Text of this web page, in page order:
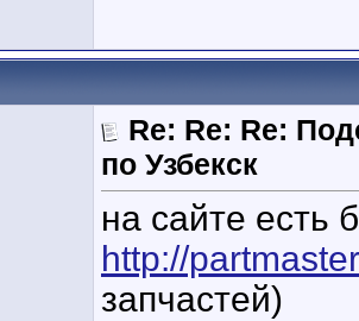
Re: Re: Re:
по Узбекск
на сайте есть
http://
запчастей)